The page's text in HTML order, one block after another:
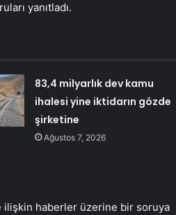
yanıtladı.
83,4 milyarlık dev kamu
ihalesi yine iktidarın gözde
şirketine
Ağustos 7, 2026
ilişkin haberler üzerine bir soruya